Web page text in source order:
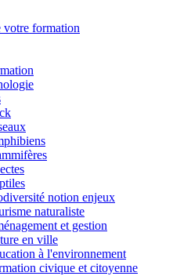
votre formation
notion enjeux
naturaliste
et gestion
en ville
à l'environnement
civique et citoyenne